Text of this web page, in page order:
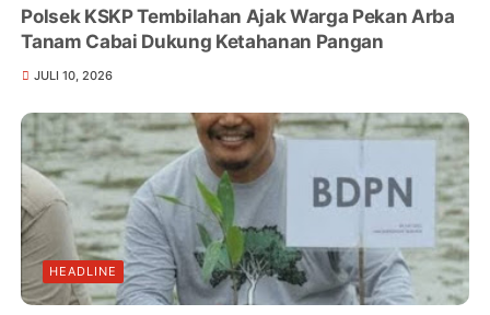
Polsek KSKP Tembilahan Ajak Warga Pekan Arba
Tanam Cabai Dukung Ketahanan Pangan
JULI 10, 2026
HEADLINE